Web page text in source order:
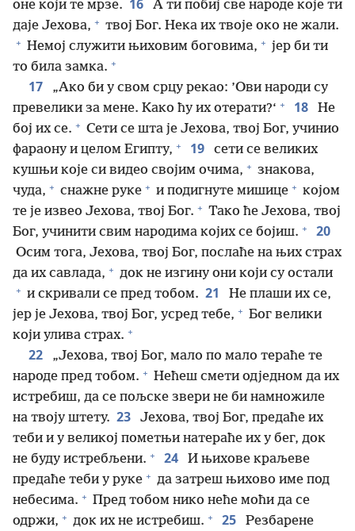
оне који те мрзе. 16
А ти побиј све народе које ти
даје Јехова, + твој Бог. Нека их твоје око не жали.
+ Немој служити њиховим боговима, + јер би ти
то била замка. +
17
„Ако би у свом срцу рекао: ’Ови народи су
превелики за мене. Како ћу их отерати?‘ + 18
Не
бој их се. + Сети се шта је Јехова, твој Бог, учинио
фараону и целом Египту, + 19
сети се великих
кушњи које си видео својим очима, + знакова,
чуда, + снажне руке + и подигнуте мишице + којом
те је извео Јехова, твој Бог. + Тако ће Јехова, твој
Бог, учинити свим народима којих се бојиш. + 20
Осим тога, Јехова, твој Бог, послаће на њих страх
да их савлада, + док не изгину они који су остали
+ и скривали се пред тобом. 21
Не плаши их се,
јер је Јехова, твој Бог, усред тебе, + Бог велики
који улива страх. +
22
„Јехова, твој Бог, мало по мало тераће те
народе пред тобом. + Нећеш смети одједном да их
истребиш, да се пољске звери не би намножиле
на твоју штету. 23
Јехова, твој Бог, предаће их
теби и у великој пометњи натераће их у бег, док
не буду истребљени. + 24
И њихове краљеве
предаће теби у руке + да затреш њихово име под
небесима. + Пред тобом нико неће моћи да се
одржи, + док их не истребиш. + 25
Резбарене